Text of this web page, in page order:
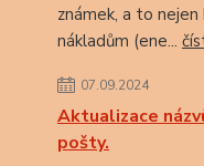
známek, a to
nákladům (ene...
07.09.2024
Aktualizace
pošty.